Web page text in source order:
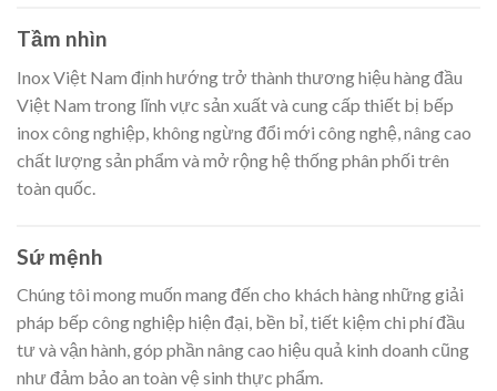
Tầm nhìn
Inox Việt Nam định hướng trở thành thương hiệu hàng đầu
Việt Nam trong lĩnh vực sản xuất và cung cấp thiết bị bếp
inox công nghiệp, không ngừng đổi mới công nghệ, nâng cao
chất lượng sản phẩm và mở rộng hệ thống phân phối trên
toàn quốc.
Sứ mệnh
Chúng tôi mong muốn mang đến cho khách hàng những giải
pháp bếp công nghiệp hiện đại, bền bỉ, tiết kiệm chi phí đầu
tư và vận hành, góp phần nâng cao hiệu quả kinh doanh cũng
như đảm bảo an toàn vệ sinh thực phẩm.